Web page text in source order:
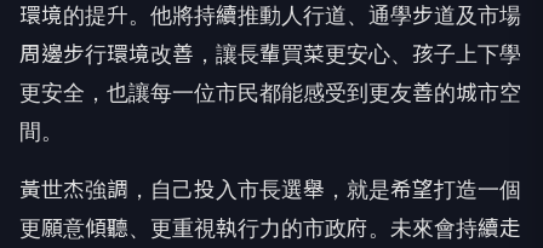
環境的提升。他將持續推動人行道、通學步道及市場
周邊步行環境改善，讓長輩買菜更安心、孩子上下學
更安全，也讓每一位市民都能感受到更友善的城市空
間。
黃世杰強調，自己投入市長選舉，就是希望打造一個
更願意傾聽、更重視執行力的市政府。未來會持續走